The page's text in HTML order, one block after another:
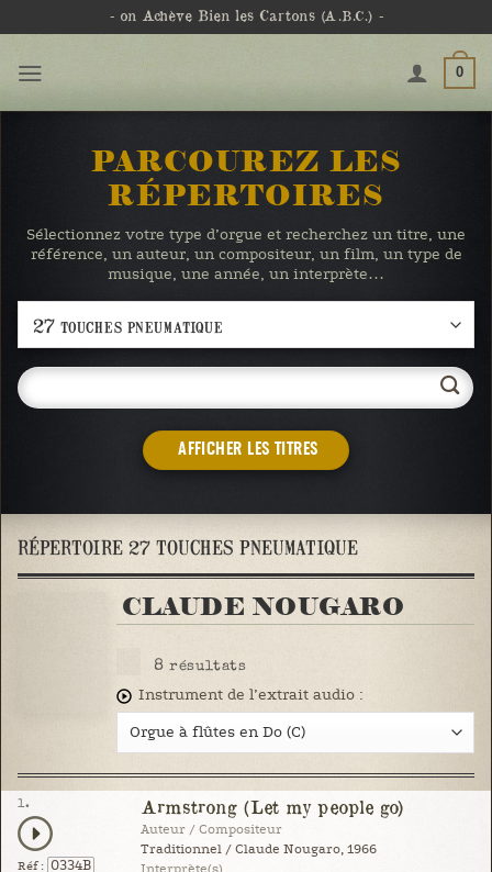
- on Achève Bien les Cartons (A.B.C.) -
0
PARCOUREZ LES
RÉPERTOIRES
Sélectionnez votre type d’orgue et recherchez un titre, une
référence, un auteur, un compositeur, un film, un type de
musique, une année, un interprète…
AFFICHER LES TITRES
RÉPERTOIRE 27 TOUCHES PNEUMATIQUE
CLAUDE NOUGARO
8 résultats
Instrument de l’extrait audio :
1.
Réf : 0334B
Armstrong (Let my people go)
Auteur / Compositeur
Traditionnel / Claude Nougaro, 1966
Interprète(s)